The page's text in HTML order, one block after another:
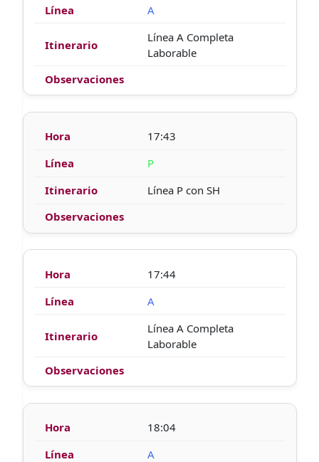
A
Línea A Completa
Laborable
17:43
P
Línea P con SH
17:44
A
Línea A Completa
Laborable
18:04
A